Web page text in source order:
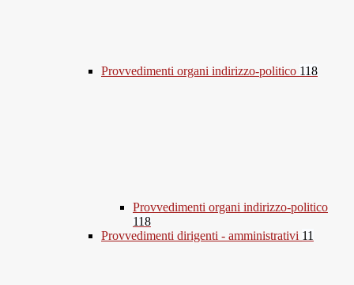
Provvedimenti organi indirizzo-politico 118
Provvedimenti organi indirizzo-politico
118
Provvedimenti dirigenti - amministrativi 11